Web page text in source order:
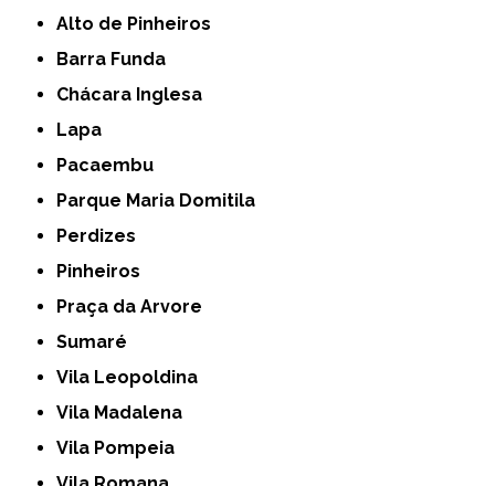
Alto de Pinheiros
Barra Funda
Chácara Inglesa
Lapa
Pacaembu
Parque Maria Domitila
Perdizes
Pinheiros
Praça da Arvore
Sumaré
Vila Leopoldina
Vila Madalena
Vila Pompeia